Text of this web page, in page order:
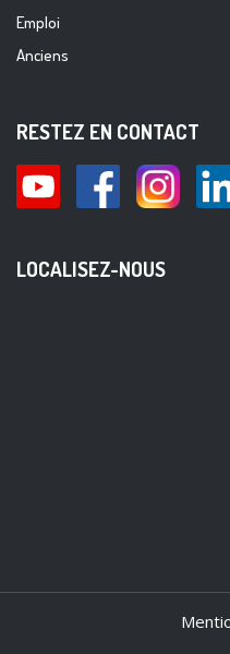
Emploi
Anciens
RESTEZ EN CONTACT
LOCALISEZ-NOUS